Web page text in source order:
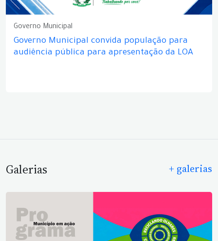
Governo Municipal
Governo Municipal convida população para
audiência pública para apresentação da LOA
Galerias + galerias